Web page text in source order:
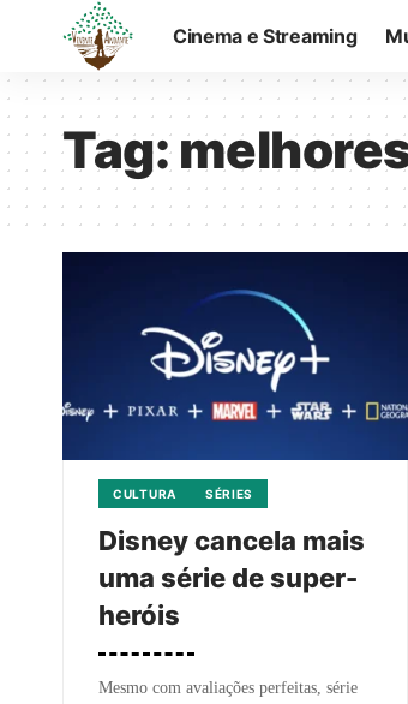
Cinema e Streaming
Tag:
CULTURA SÉRIES
Disney cancela mais
uma série de super-
heróis
Mesmo com avaliações perfeitas, série